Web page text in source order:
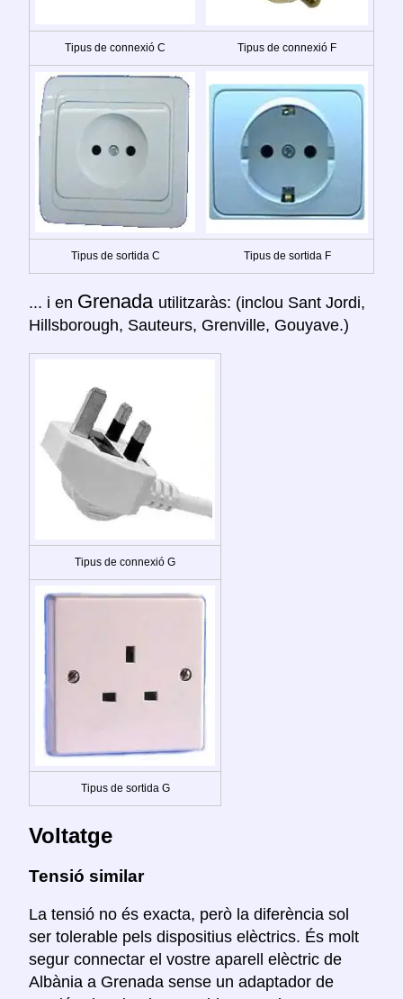
Tipus de connexió C Tipus de connexió F
Tipus de sortida C Tipus de sortida F
... i en Grenada utilitzaràs: (inclou Sant Jordi,
Hillsborough, Sauteurs, Grenville, Gouyave.)
Tipus de connexió G
Tipus de sortida G
Voltatge
Tensió similar
La tensió no és exacta, però la diferència sol
ser tolerable pels dispositius elèctrics. És molt
segur connectar el vostre aparell elèctric de
Albània a Grenada sense un adaptador de